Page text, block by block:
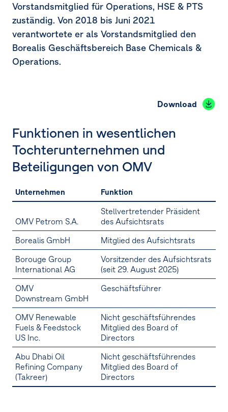
Vorstandsmitglied für Operations, HSE & PTS
zuständig. Von 2018 bis Juni 2021
verantwortete er als Vorstandsmitglied den
Borealis Geschäftsbereich Base Chemicals &
Operations.
Download
Funktionen in wesentlichen
Tochterunternehmen und
Beteiligungen von OMV
Unternehmen Funktion
OMV Petrom S.A.
Stellvertretender Präsident
des Aufsichtsrats
Borealis GmbH
Mitglied des Aufsichtsrats
Borouge Group
International AG
Vorsitzender des Aufsichtsrats
(seit 29. August 2025)
OMV
Downstream GmbH
Geschäftsführer
OMV Renewable
Fuels & Feedstock
US Inc.
Nicht geschäftsführendes
Mitglied des Board of
Directors
Abu Dhabi Oil
Refining Company
(Takreer)
Nicht geschäftsführendes
Mitglied des Board of
Directors